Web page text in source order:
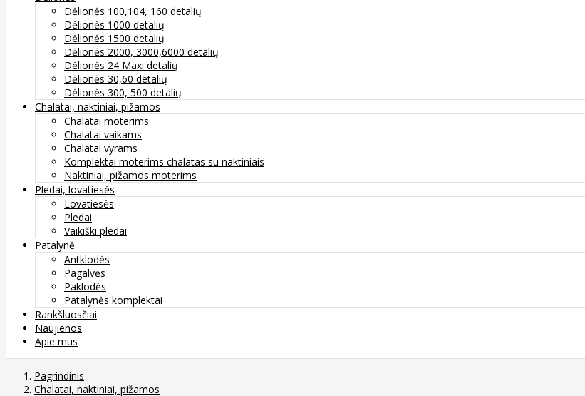
Dėlionės 100,104, 160 detalių
Dėlionės 1000 detalių
Dėlionės 1500 detalių
Dėlionės 2000, 3000,6000 detalių
Dėlionės 24 Maxi detalių
Dėlionės 30,60 detalių
Dėlionės 300, 500 detalių
Chalatai, naktiniai, pižamos
Chalatai moterims
Chalatai vaikams
Chalatai vyrams
Komplektai moterims chalatas su naktiniais
Naktiniai, pižamos moterims
Pledai, lovatiesės
Lovatiesės
Pledai
Vaikiški pledai
Patalynė
Antklodės
Pagalvės
Paklodės
Patalynės komplektai
Rankšluosčiai
Naujienos
Apie mus
Pagrindinis
Chalatai, naktiniai, pižamos